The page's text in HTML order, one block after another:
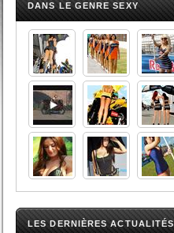
DANS LE GENRE SEXY
LES DERNIÈRES ACTUALITÉS